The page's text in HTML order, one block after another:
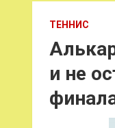
ТЕННИС
и не